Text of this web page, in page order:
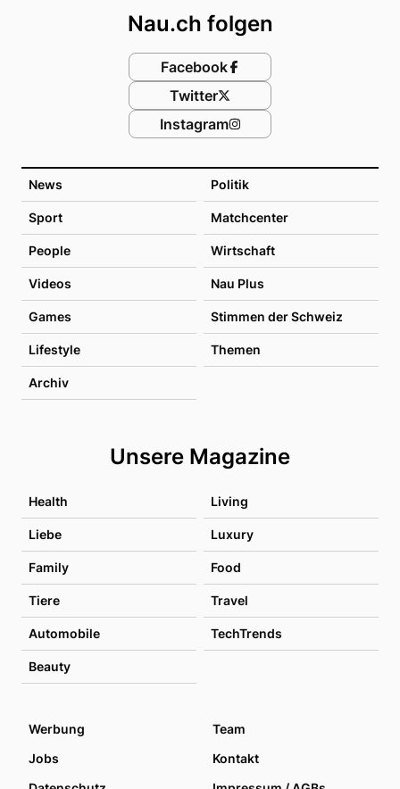
News Politik
Sport Matchcenter
People Wirtschaft
Videos Nau Plus
Games Stimmen der Schweiz
Lifestyle Themen
Archiv
Unsere Magazine
Health Living
Liebe Luxury
Family Food
Tiere Travel
Automobile TechTrends
Beauty
Nau.ch folgen
Facebook
Twitter
Instagram
Werbung
Team
Jobs
Kontakt